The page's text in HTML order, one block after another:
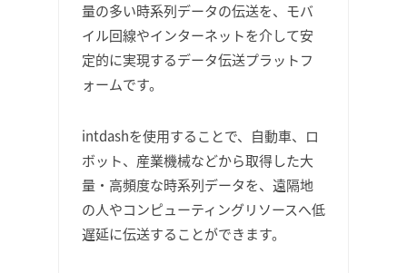
量の多い時系列データの伝送を、モバ
イル回線やインターネットを介して安
定的に実現するデータ伝送プラットフ
ォームです。
intdashを使用することで、自動車、ロ
ボット、産業機械などから取得した大
量・高頻度な時系列データを、遠隔地
の人やコンピューティングリソースへ低
遅延に伝送することができます。